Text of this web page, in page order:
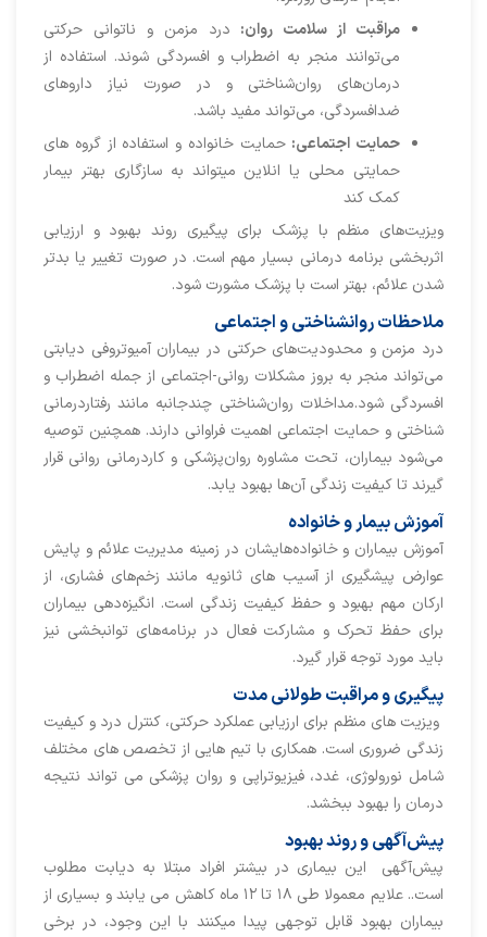
مراقبت از سلامت روان: درد مزمن و ناتوانی حرکتی
می‌توانند منجر به اضطراب و افسردگی شوند. استفاده از
درمان‌های روان‌شناختی و در صورت نیاز داروهای
ضدافسردگی، می‌تواند مفید باشد.
حمایت اجتماعی: حمایت خانواده و استفاده از گروه های
حمایتی محلی یا انلاین میتواند به سازگاری بهتر بیمار
کمک کند
ویزیت‌های منظم با پزشک برای پیگیری روند بهبود و ارزیابی
اثربخشی برنامه درمانی بسیار مهم است. در صورت تغییر یا بدتر
شدن علائم، بهتر است با پزشک مشورت شود.
ملاحظات روانشناختی و اجتماعی
درد مزمن و محدودیت‌های حرکتی در بیماران آمیوتروفی دیابتی
می‌تواند منجر به بروز مشکلات روانی-اجتماعی از جمله اضطراب و
افسردگی شود.مداخلات روان‌شناختی چندجانبه مانند رفتاردرمانی
شناختی و حمایت اجتماعی اهمیت فراوانی دارند. همچنین توصیه
می‌شود بیماران، تحت مشاوره روان‌پزشکی و کاردرمانی روانی قرار
گیرند تا کیفیت زندگی آن‌ها بهبود یابد.
آموزش بیمار و خانواده
آموزش بیماران و خانواده‌هایشان در زمینه مدیریت علائم و پایش
عوارض پیشگیری از آسیب های ثانویه مانند زخم‌های فشاری، از
ارکان مهم بهبود و حفظ کیفیت زندگی است. انگیزه‌دهی بیماران
برای حفظ تحرک و مشارکت فعال در برنامه‌های توانبخشی نیز
باید مورد توجه قرار گیرد.
پیگیری و مراقبت طولانی مدت
ویزیت های منظم برای ارزیابی عملکرد حرکتی، کنترل درد و کیفیت
زندگی ضروری است. همکاری با تیم هایی از تخصص های مختلف
شامل نورولوژی، غدد، فیزیوتراپی و روان پزشکی می تواند نتیجه
درمان را بهبود ببخشد.
پیش‌آگهی و روند بهبود
پیش‌آگهی این بیماری در بیشتر افراد مبتلا به دیابت مطلوب
است.. علایم معمولا طی ۱۸ تا ۱۲ ماه کاهش می یابند و بسیاری از
بیماران بهبود قابل توجهی پیدا میکنند با این وجود، در برخی